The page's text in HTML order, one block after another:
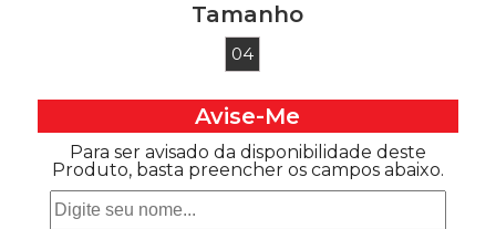
Tamanho
04
Avise-Me
Para ser avisado da disponibilidade deste
Produto, basta preencher os campos abaixo.